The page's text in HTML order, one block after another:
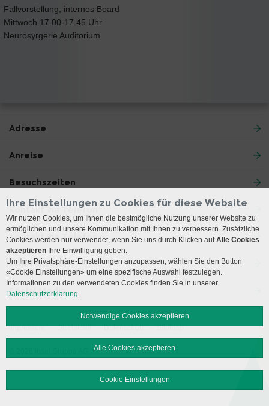
Fallvorstellung, internes Board
Mittwoch 17.00-17.45 Uhr
Neurosyrgerie Auditorium
Adresse
Anreise
Besuchszeiten
Kontakt via Telefon
Kontakt via Telefon
Telefonzeiten
Social Media
Impressum Disclaimer Datenschutz Sitemap
Ihre Einstellungen zu Cookies für diese Website
Wir nutzen Cookies, um Ihnen die bestmögliche Nutzung unserer Website zu
ermöglichen und unsere Kommunikation mit Ihnen zu verbessern. Zusätzliche
Cookies werden nur verwendet, wenn Sie uns durch Klicken aufAlle Cookies
akzeptieren Ihre Einwilligung geben.
Um Ihre Privatsphäre-Einstellungen anzupassen, wählen Sie den Button
«Cookie Einstellungen» um eine spezifische Auswahl festzulegen.
Informationen zu den verwendeten Cookies finden Sie in unserer
Datenschutzerklärung.
Notwendige Cookies akzeptieren
Alle Cookies akzeptieren
Cookie Einstellungen